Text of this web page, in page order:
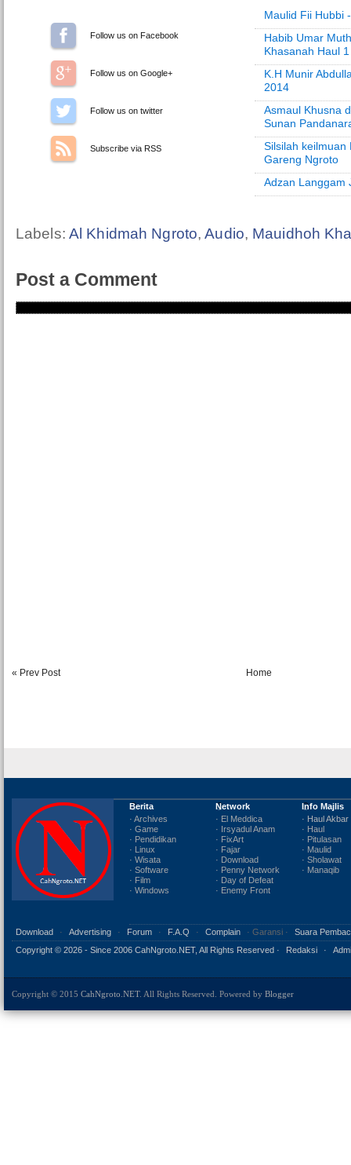
Follow us on Facebook
Follow us on Google+
Follow us on Twitter
Subscribe via RSS
Maulid Fii Hubbi
Habib Umar
Khasanah Haul
K.H Munir
2014
Asmaul Khusna
Sunan
Silsilah keilmuan
Gareng Ngroto
Adzan Langgam
Labels: Al Khidmah Ngroto,Audio, Mauidhoh
Post a Comment
« Prev Post Home
Berita
· Archives
· Game
· Pendidikan
· Linux
· Wisata
· Software
· Film
· Windows
Network
· El Meddica
· Irsyadul Anam
· FixArt
· Fajar
· Download
· Penny Network
· Day of Defeat
· Enemy Front
Info Majlis
· Haul Akbar
· Haul
· Pitulasan
· Maulid
· Sholawat
· Manaqib
Download · Advertising · Forum · F.A.Q · Complain · Garansi ·
Suara
Copyright © 2026 - Since 2006 CahNgroto.NET, All Rights Reserved · Redaksi ·
Copyright © 2015 CahNgroto.NET. All Rights Reserved. Powered by Blogger